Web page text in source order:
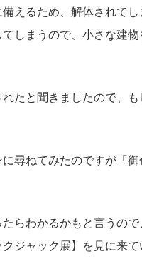
えるため、解体されて
しまうので、小さな建
たと聞きましたので、
尋ねてみたのですが「
たらわかるかもと言うの
ジャック展】を見に来